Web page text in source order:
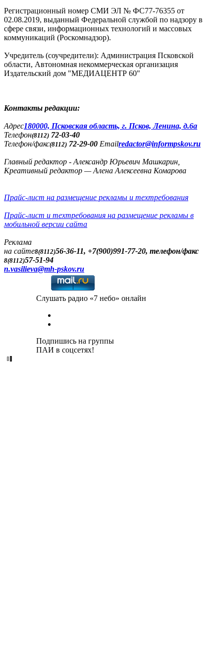
Регистрационный номер СМИ ЭЛ № ФС77-76355 от
02.08.2019, выданный Федеральной службой по надзору в
сфере связи, информационных технологий и массовых
коммуникаций (Роскомнадзор).
Учредитель (соучредители): Администрация Псковской
области, Автономная некоммерческая организация
Издательский дом "МЕДИАЦЕНТР 60"
Контакты редакции:
Адреc180000, Псковская область, г. Псков, Ленина, д.6а
Телефон(8112) 72-03-40
Телефон/факс(8112) 72-29-00 Emailredactor@informpskov.ru
Главный редактор - Александр Юрьевич Машкарин,
Креативный редактор — Алена Алексеевна Комарова
Прайс-лист на размещение рекламы и техтребования
Прайс-лист и техтребования на размещение рекламы в
мобильной версии сайта
Реклама
на сайте8(8112)56-36-11, +7(900)991-77-20, телефон/факс
8(8112)57-51-94
n.vasilieva@mh-pskov.ru
Слушать радио «7 небо» онлайн
Подпишись на группы
ПАИ в соцсетях!